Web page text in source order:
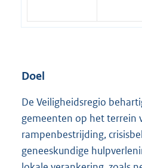
Doel
De Veiligheidsregio
gemeenten op het terrein
rampenbestrijding,
geneeskundige